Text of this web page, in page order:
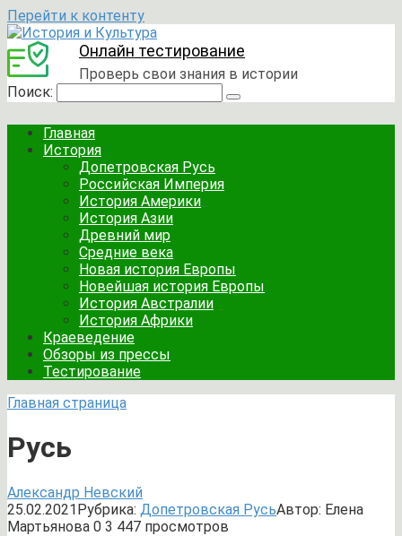
Перейти к контенту
Онлайн тестирование
Проверь свои знания в истории
Поиск:
Главная
История
Допетровская Русь
Российская Империя
История Америки
История Азии
Древний мир
Средние века
Новая история Европы
Новейшая история Европы
История Австралии
История Африки
Краеведение
Обзоры из прессы
Тестирование
Главная страница
Русь
Александр Невский
25.02.2021Рубрика: Допетровская РусьАвтор: Елена
Мартьянова 0 3 447 просмотров